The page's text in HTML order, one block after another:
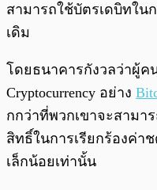
สามารถใช้บัตรเดบิทใน
เดิม
โดยธนาคารกังวลว่าผู้ค
Cryptocurrency อย่าง
กกว่าที่พวกเขาจะสาม
สิทธิ์ในการเรียกร้องค่า
เล็กน้อยเท่านั้น